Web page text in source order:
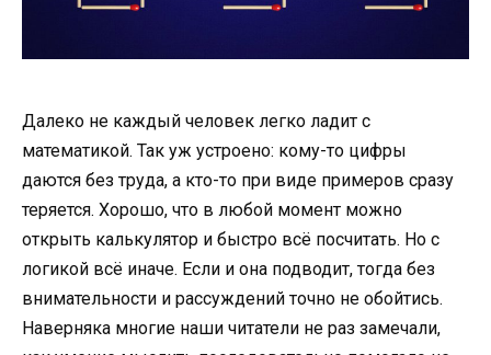
Далеко не каждый человек легко ладит с
математикой. Так уж устроено: кому-то цифры
даются без труда, а кто-то при виде примеров сразу
теряется. Хорошо, что в любой момент можно
открыть калькулятор и быстро всё посчитать. Но с
логикой всё иначе. Если и она подводит, тогда без
внимательности и рассуждений точно не обойтись.
Наверняка многие наши читатели не раз замечали,